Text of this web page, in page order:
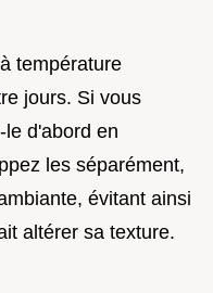
température
jours. Si vous
d'abord en
les séparément,
évitant ainsi
altérer sa texture.